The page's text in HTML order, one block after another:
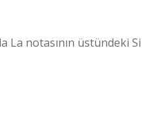
La notasının üstündeki Si